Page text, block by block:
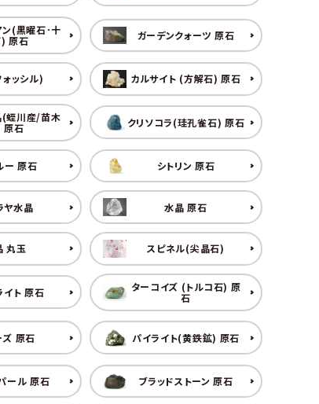
ブラッドストーン
ボツワナアゲート
ユナカイト
ルビー
3月 Mar
7月 Jul
11月 Nov
ン(黒曜石･十
原石
ガーデンクォーツ 原石
ッシル) カルサイト (方解石) 原石
(蛭川産/苗木
原石
クリソコラ(珪孔雀石) 原石
ー 原石 シトリン 原石
ヤ水晶 水晶 原石
丸玉 スピネル(尖晶石)
イト 原石
ターコイズ (トルコ石) 原
石
ズ 原石 パイライト(黄鉄鉱) 原石
ール 原石 ブラッドストーン 原石